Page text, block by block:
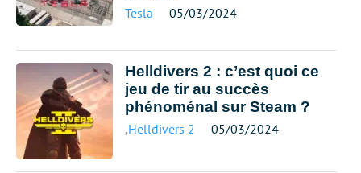
Tesla 05/03/2024
Helldivers 2 : c’est quoi ce
jeu de tir au succès
phénoménal sur Steam ?
,Helldivers 2 05/03/2024